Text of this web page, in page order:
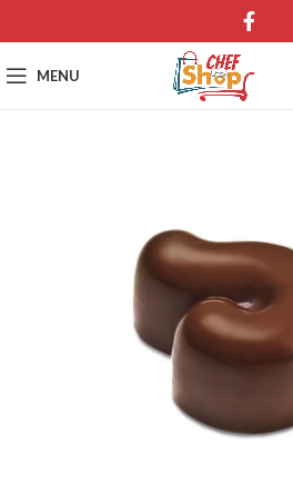
MENU